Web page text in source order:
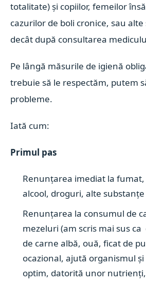
totalitate) și copiilor, femeilor
cazurilor de boli cronice, sau
decât după consultarea
Pe lângă măsurile de igienă
trebuie să le respectăm, putem
probleme.
Iată cum:
Primul pas
Renunțarea imediat la
alcool, droguri, alte
Renunțarea la consumul de
mezeluri (am scris mai sus
de carne albă, ouă, ficat de
ocazional, ajută organismul
optim, datorită unor